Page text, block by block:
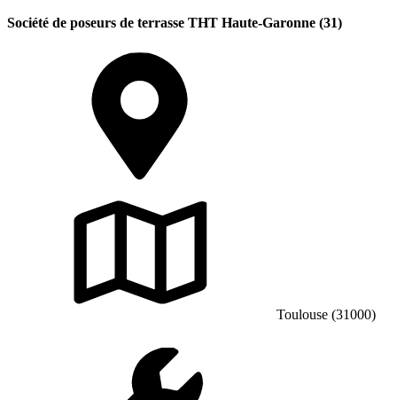
Société de poseurs de terrasse THT Haute-Garonne (31)
Toulouse (31000)